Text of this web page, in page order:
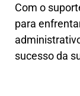
Com o
para
sucesso da